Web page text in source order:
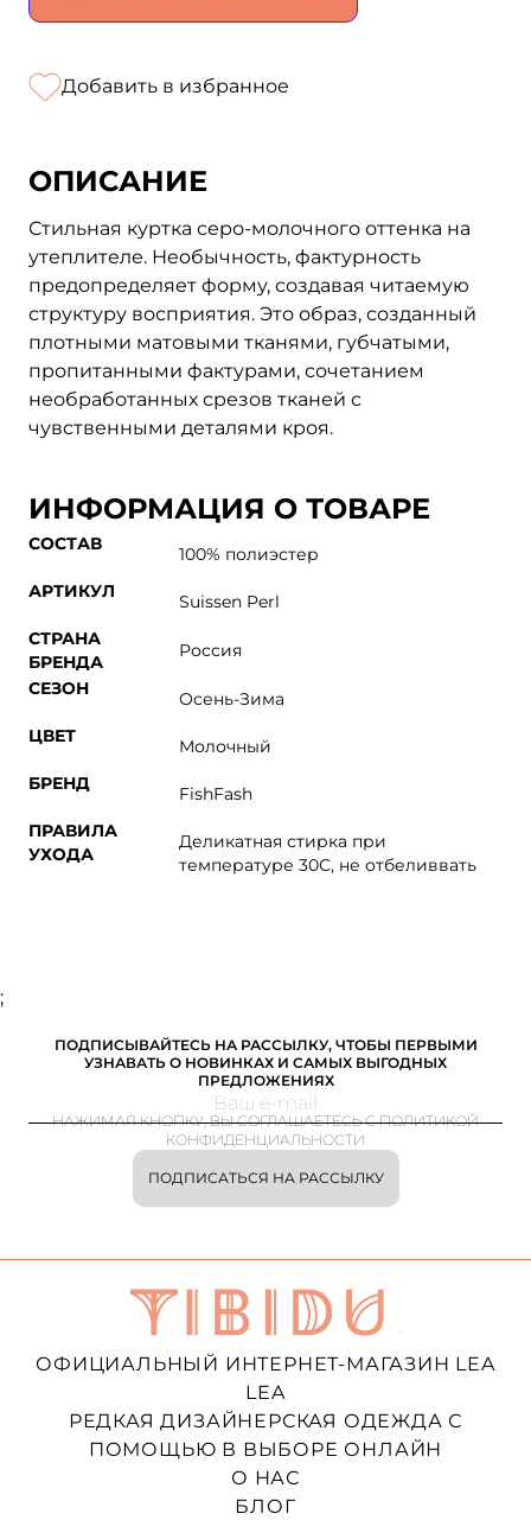
Добавить в избранное
ОПИСАНИЕ
Стильная куртка серо-молочного оттенка на
утеплителе. Нeoбычность, фактурность
предопределяет форму, создавая читаемую
структуру восприятия. Это образ, созданный
плотными матовыми тканями, губчатыми,
пропитанными фактурами, сочетанием
необработанных срезов тканей с
чувственными деталями кроя.
ИНФОРМАЦИЯ О ТОВАРЕ
СОСТАВ
100% полиэстер
АРТИКУЛ
Suissen Perl
СТРАНА
БРЕНДА
Россия
СЕЗОН
Осень-Зима
ЦВЕТ
Молочный
БРЕНД
FishFash
ПРАВИЛА
УХОДА
Деликатная стирка при
температуре 30С, не отбеливвать
;
ПОДПИСЫВАЙТЕСЬ НА РАССЫЛКУ, ЧТОБЫ ПЕРВЫМИ
УЗНАВАТЬ О НОВИНКАХ И САМЫХ ВЫГОДНЫХ
ПРЕДЛОЖЕНИЯХ
ПОДПИСАТЬСЯ НА РАССЫЛКУ
НАЖИМАЯ КНОПКУ, ВЫ СОГЛАШАЕТЕСЬ С ПОЛИТИКОЙ
КОНФИДЕНЦИАЛЬНОСТИ
ОФИЦИАЛЬНЫЙ ИНТЕРНЕТ-МАГАЗИН LEA
LEA
РЕДКАЯ ДИЗАЙНЕРСКАЯ ОДЕЖДА С
ПОМОЩЬЮ В ВЫБОРЕ ОНЛАЙН
О НАС
БЛОГ